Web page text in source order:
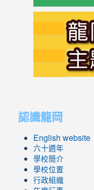
認識龍岡
English website
六十週年
學校簡介
學校位置
行政組織